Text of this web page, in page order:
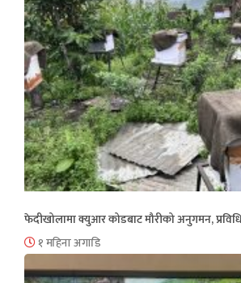
फेदीखोलामा क्युआर कोडबाट मौरीको अनुगमन,
१ महिना अगाडि